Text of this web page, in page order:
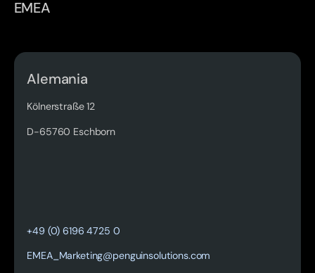
EMEA
Alemania
Kölnerstraße 12
D-65760 Eschborn
+49 (0) 6196 4725 0
EMEA_Marketing@penguinsolutions.com